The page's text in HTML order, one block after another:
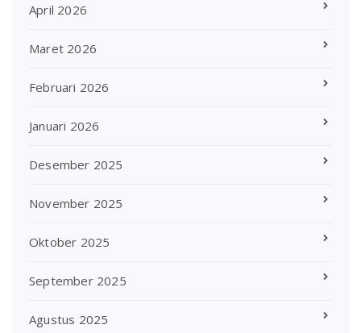
April 2026
Maret 2026
Februari 2026
Januari 2026
Desember 2025
November 2025
Oktober 2025
September 2025
Agustus 2025